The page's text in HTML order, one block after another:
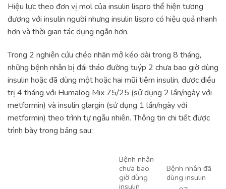
Hiệu lực theo đơn vị mol của insulin lispro thể hiện tương
đương với insulin người nhưng insulin lispro có hiệu quả nhanh
hơn và thời gian tác dụng ngắn hơn.
Trong 2 nghiên cứu chéo nhãn mở kéo dài trong 8 tháng,
những bệnh nhân bị đái tháo đường tuýp 2 chưa bao giờ dùng
insulin hoặc đã dùng một hoặc hai mũi tiêm insulin, được điều
trị 4 tháng với Humalog Mix 75/25 (sử dụng 2 lần/ngày với
metformin) và insulin glargin (sử dụng 1 lần/ngày với
metformin) theo trình tự ngẫu nhiên. Thông tin chi tiết được
trình bày trong bảng sau:
Bệnh nhân
chưa bao
giờ dùng
insulin
Bệnh nhân đã
dùng insulin